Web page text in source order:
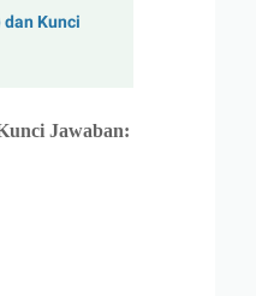
Kunci
Jawaban: